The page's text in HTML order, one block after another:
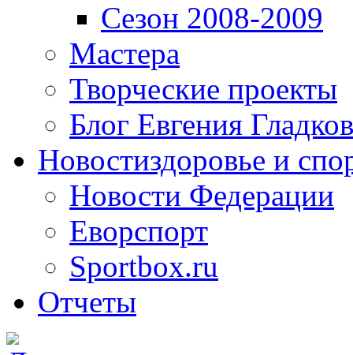
Сезон 2008-2009
Мастера
Творческие проекты
Блог Евгения
Новостиздоровье и
Новости Федерации
Еворспорт
Sportbox.ru
Отчеты